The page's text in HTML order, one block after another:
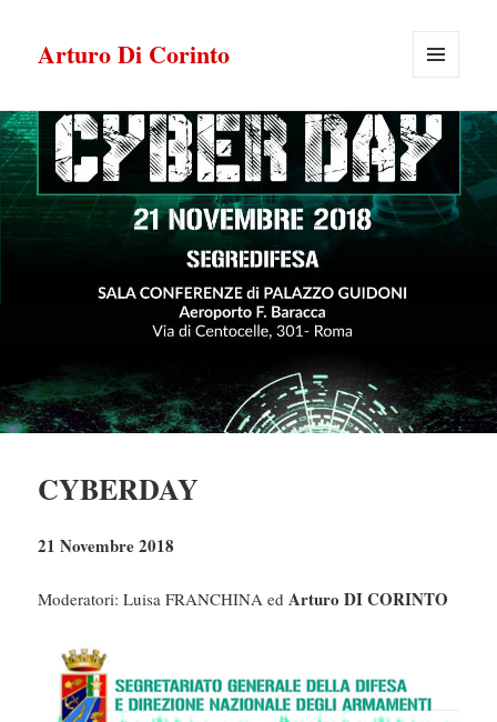
Arturo Di Corinto
WIDGET
CYBERDAY
21 Novembre 2018
Moderatori: Luisa FRANCHINA edArturo DI CORINTO